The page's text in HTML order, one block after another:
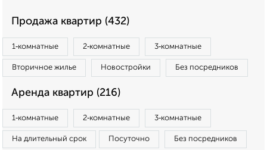
Продажа квартир (432)
1‑комнатные 2‑комнатные 3‑комнатные
Вторичное жилье Новостройки Без посредников
Аренда квартир (216)
1‑комнатные 2‑комнатные 3‑комнатные
На длительный срок Посуточно Без посредников